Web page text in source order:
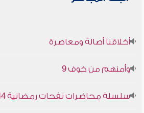
أخلاقنا أصالة ومعاصرة
وأمنهم من خوف 9
سلسلة محاضرات نفحات رمضانية 1444هـ